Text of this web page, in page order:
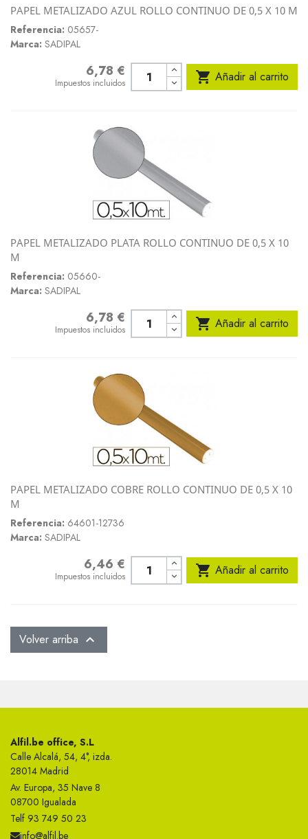
PAPEL METALIZADO AZUL ROLLO CONTINUO DE 0,5 X 10 M
Referencia: 05657-
Marca: SADIPAL
6,78 €
Impuestos incluidos  Añadir al carrito
PAPEL METALIZADO PLATA ROLLO CONTINUO DE 0,5 X 10
M
Referencia: 05660-
Marca: SADIPAL
6,78 €
Impuestos incluidos  Añadir al carrito
PAPEL METALIZADO COBRE ROLLO CONTINUO DE 0,5 X 10
M
Referencia: 64601-12736
Marca: SADIPAL
6,46 €
Impuestos incluidos  Añadir al carrito
Volver arriba 
Alfil.be office, S.L
Calle Alcalá, 54, 4°, izda.
28014 Madrid
Av. Europa, 35 Nave 8
08700 Igualada
Telf 93 749 50 23
info@alfil.be